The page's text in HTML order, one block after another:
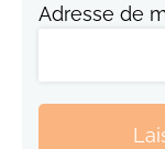
Adresse de